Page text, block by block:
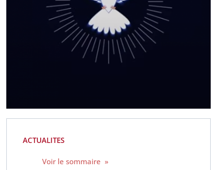
ACTUALITES
Voir le sommaire »